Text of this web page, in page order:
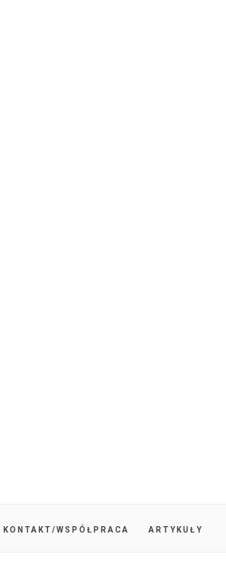
KONTAKT/WSPÓŁPRACA ARTYKUŁY